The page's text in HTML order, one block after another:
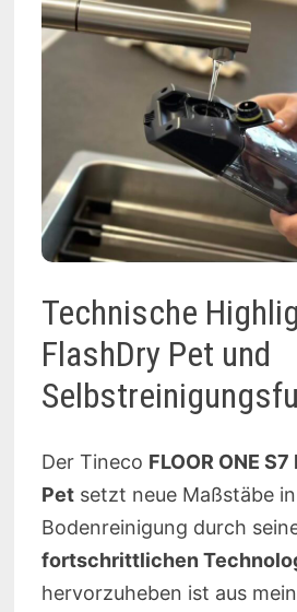
Technische
FlashDry Pet und
Der Tineco FLOOR ONE
Petsetzt neue Maßstäbe
Bodenreinigung durch
fortschrittlichen
hervorzuheben ist aus